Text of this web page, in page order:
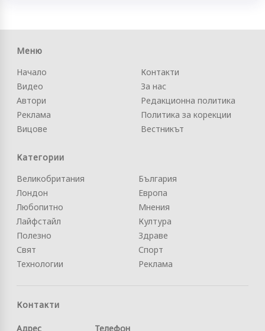
Меню
Начало
Видео
Автори
Реклама
Вицове
Контакти
За нас
Редакционна политика
Политика за корекции
Вестникът
Категории
Великобритания
Лондон
Любопитно
Лайфстайл
Полезно
Свят
Технологии
България
Европа
Мнения
Култура
Здраве
Спорт
Реклама
Контакти
Адрес Телефон